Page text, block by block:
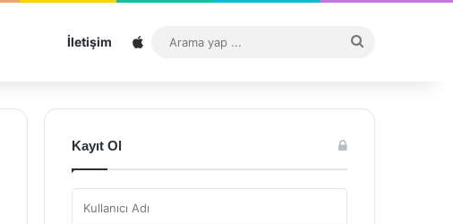
İletişim Sitemap
...
Kayıt Ol